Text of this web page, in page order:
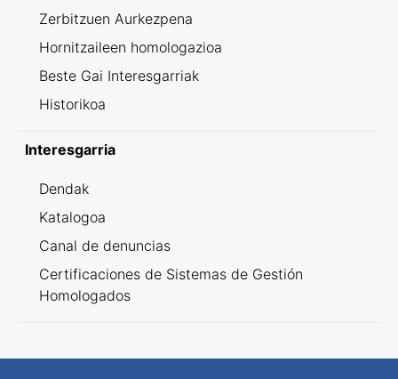
Zerbitzuen Aurkezpena
Hornitzaileen homologazioa
Beste Gai Interesgarriak
Historikoa
Interesgarria
Dendak
Katalogoa
Canal de denuncias
Certificaciones de Sistemas de Gestión
Homologados